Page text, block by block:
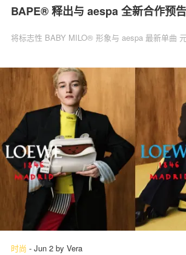
BAPE® 释出与 aespa 全新合作预告
将标志性 BABY MILO® 形象与 aespa 最新单曲 元
时尚 - Jun 2 by Vera